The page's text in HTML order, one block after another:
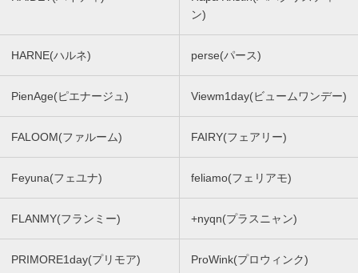
ン)
HARNE(ハルネ) perse(パース)
PienAge(ピエナージュ) Viewm1day(ビュームワンデー)
FALOOM(ファルーム) FAIRY(フェアリー)
Feyuna(フェユナ) feliamo(フェリアモ)
FLANMY(フランミー) +nyqn(プラスニャン)
PRIMORE1day(プリモア) ProWink(プロウィンク)